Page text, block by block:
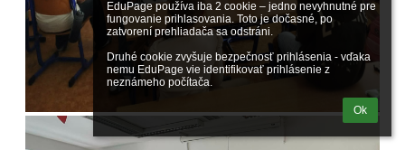
EduPage používa iba 2 cookie – jedno nevyhnutné pre
fungovanie prihlasovania. Toto je dočasné, po
zatvorení prehliadača sa odstráni.
Druhé cookie zvyšuje bezpečnosť prihlásenia - vďaka
nemu EduPage vie identifikovať prihlásenie z
neznámeho počítača.
Ok